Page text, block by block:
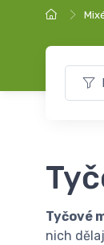
Tyčové
nich